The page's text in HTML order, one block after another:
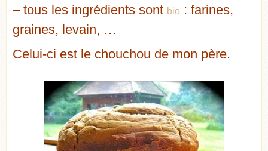
– tous les ingrédients sont bio : farines,
graines, levain, …
Celui-ci est le chouchou de mon père.